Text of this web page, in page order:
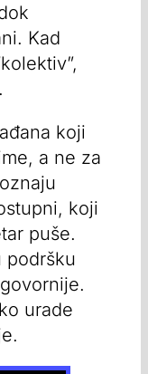
Kad
koji
a ne za
koji
puše.
podršku
urade